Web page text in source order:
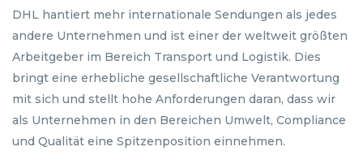
DHL hantiert mehr internationale Sendungen als jedes
andere Unternehmen und ist einer der weltweit größten
Arbeitgeber im Bereich Transport und Logistik. Dies
bringt eine erhebliche gesellschaftliche Verantwortung
mit sich und stellt hohe Anforderungen daran, dass wir
als Unternehmen in den Bereichen Umwelt, Compliance
und Qualität eine Spitzenposition einnehmen.